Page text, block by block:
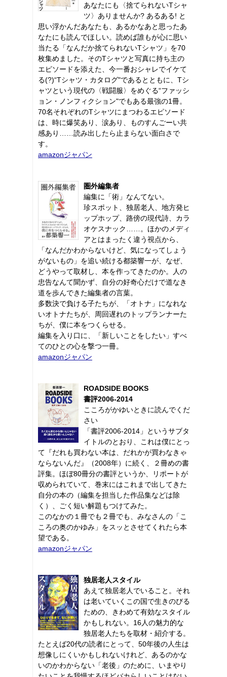
あなたにも〈捨てられないTシャ
ツ〉ありませんか? あるある! と
思い浮かんだあなたも、あるかなあと思ったあ
なたにも読んでほしい。読めば誰もが心に思い
当たる「なんだか捨てられないTシャツ」を70
枚集めました。そのTシャツと写真に持ち主の
エピソードを添えた、今一番おシャレでイケて
る(?)“Tシャツ・カタログ"であるとともに、Tシ
ャツという現代の〈戦闘服〉をめぐる“ファッシ
ョン・ノンフィクション"でもある最強の1冊。
70名それぞれのTシャツにまつわるエピソード
は、時に爆笑あり、涙あり、ものすんごーい共
感あり……読み出したら止まらない面白さで
す。
amazonジャパン
圏外編集者
編集に「術」なんてない。
珍スポット、独居老人、地方発ヒ
ップホップ、路傍の現代詩、カラ
オケスナック……。ほかのメディ
アとはまったく違う視点から、
「なんだかわからないけど、気になってしょう
がないもの」を追い続ける都築響一が、なぜ、
どうやって取材し、本を作ってきたのか。人の
忠告なんて聞かず、自分の好奇心だけで道なき
道を歩んできた編集者の言葉。
多数決で負ける子たちが、「オトナ」になれな
いオトナたちが、周回遅れのトップランナーた
ちが、僕に本をつくらせる。
編集を入り口に、「新しいことをしたい」すべ
てのひとの心を撃つ一冊。
amazonジャパン
ROADSIDE BOOKS
書評2006-2014
こころがかゆいときに読んでくだ
さい
「書評2006-2014」というサブタ
イトルのとおり、これは僕にとっ
て『だれも買わない本は、だれかが買わなきゃ
ならないんだ』（2008年）に続く、２冊めの書
評集。ほぼ80冊分の書評というか、リポートが
収められていて、巻末にはこれまで出してきた
自分の本の（編集を担当した作品集などは除
く）、ごく短い解題もつけてみた。
このなかの１冊でも２冊でも、みなさんの「こ
ころの奥のかゆみ」をスッとさせてくれたら本
望である。
amazonジャパン
独居老人スタイル
あえて独居老人でいること。それ
は老いていくこの国で生きのびる
ための、きわめて有効なスタイル
かもしれない。16人の魅力的な
独居老人たちを取材・紹介する。
たとえば20代の読者にとって、50年後の人生は
想像しにくいかもしれないけれど、あるのかな
いのかわからない「老後」のために、いまやり